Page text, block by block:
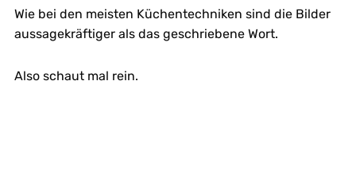
Wie bei den meisten Küchentechniken sind die Bilder
aussagekräftiger als das geschriebene Wort.
Also schaut mal rein.